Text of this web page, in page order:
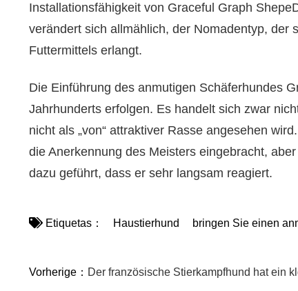
Installationsfähigkeit von Graceful Graph
verändert sich allmählich, der Nomadentyp, der
Futtermittels erlangt.
Die Einführung des anmutigen Schäferhundes
Jahrhunderts erfolgen. Es handelt sich zwar
nicht als „von“ attraktiver Rasse angesehen
die Anerkennung des Meisters eingebracht,
dazu geführt, dass er sehr langsam reagiert.
Etiquetas： Haustierhund bringen Sie einen
Vorherige： Der französische Stierkampfhund hat ein